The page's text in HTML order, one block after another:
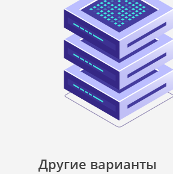
Другие варианты